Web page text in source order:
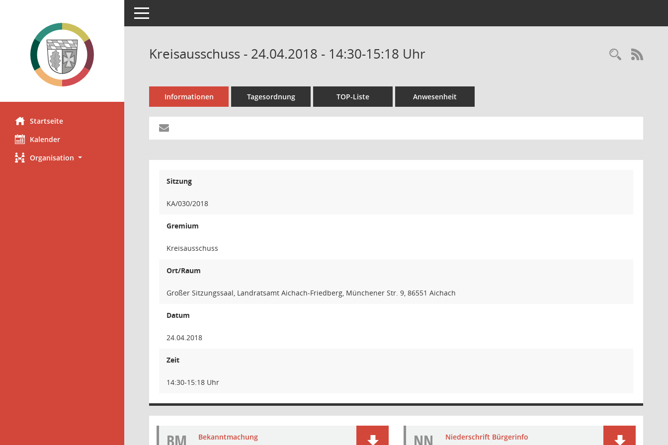
Startseite
Kalender
Organisation
Toggle navigation
Kreisausschuss - 24.04.2018 - 14:30-15:18 Uhr
Informationen Tagesordnung TOP-Liste Anwesenheit
Sitzung
KA/030/2018
Gremium
Kreisausschuss
Ort/Raum
Großer Sitzungssaal, Landratsamt Aichach-Friedberg, Münchener Str. 9, 86551 Aichach
Datum
24.04.2018
Zeit
14:30-15:18 Uhr
Bekanntmachung Niederschrift Bürgerinfo